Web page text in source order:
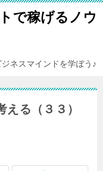
で稼げるノウ
ネスマインドを学ぼう♪
る（３３）